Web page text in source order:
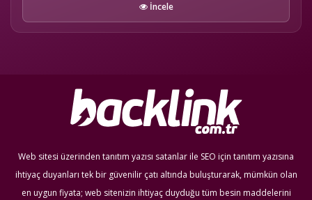
İncele
Web sitesi üzerinden tanıtım yazısı satanlar ile SEO için tanıtım yazısına
ihtiyaç duyanları tek bir güvenilir çatı altında buluşturarak, mümkün olan
en uygun fiyata; web sitenizin ihtiyaç duyduğu tüm besin maddelerini